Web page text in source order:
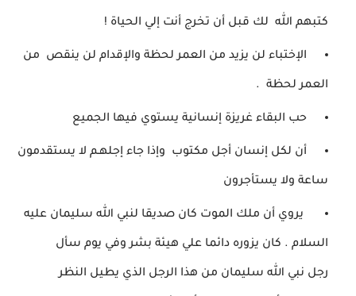
كتبهم الله لك قبل أن تخرج أنت إلي الحياة !
الإختباء لن يزيد من العمر لحظة والإقدام لن ينقص من
العمر لحظة .
حب البقاء غريزة إنسانية يستوي فيها الجميع
أن لكل إنسان أجل مكتوب وإذا جاء إجلهـم لا يستقدمون
ساعة ولا يستأجرون
يروي أن ملك الموت كان صديقا لنبي الله سليمان عليه
السلام . كان يزوره دائما علي هيئة بشر وفي يوم سأل
رجل نبي الله سليمان من هذا الرجل الذي يطيل النظر